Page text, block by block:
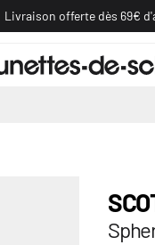
Livraison offerte dès 69€